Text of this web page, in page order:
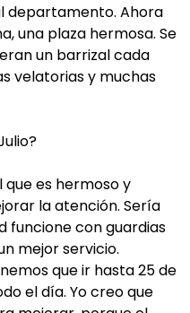
departamento. Ahora
una plaza hermosa. Se
un barrizal cada
velatorias y muchas
es hermoso y
la atención. Sería
funcione con guardias
mejor servicio.
que ir hasta 25 de
el día. Yo creo que